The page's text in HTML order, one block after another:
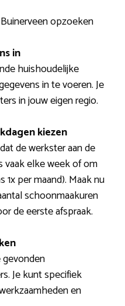
opzoeken
in
huishoudelijke
in te voeren. Je
in jouw eigen regio.
kiezen
de werkster aan de
vaak elke week of om
per maand). Maak nu
schoonmaakuren
de eerste afspraak.
Je kunt specifiek
en